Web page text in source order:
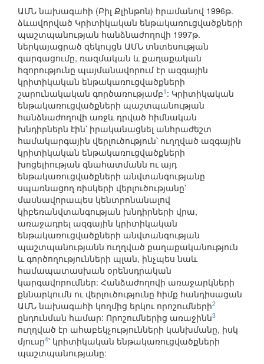
ԱՄՆ նախագահի (Բիլ Քլինթոն) հրամանով 1996թ.
ձևավորված Կրիտիկական ենթակառուցվածքների
պաշտպանության հանձնաժողովի 1997թ.
ներկայացրած զեկույցն ԱՄՆ տնտեսության
զարգացումը, ռազմական և քաղաքական
հզորությունը պայմանավորում էր ազգային
կրիտիկական ենթակառուցվածքների
շարունակական գործառությամբ1 : Կրիտիկական
ենթակառուցվածքների պաշտպանության
հանձնաժողովի առջև դրված հիմնական
խնդիրներն էին՝ իրականացնել անհրաժեշտ
համակարգային վերլուծություն՝ ուղղված ազգային
կրիտիկական ենթակառուցվածքների
խոցելիության գնահատմանն ու այդ
ենթակառուցվածքների անվտանգությանը
սպառնացող ռիսկերի վերլուծությանը՝
մասնավորապես կենտրոնանալով
կիբեռանվտանգության խնդիրների վրա,
առաջադրել ազգային կրիտիկական
ենթակառուցվածքների անվտանգության
պաշտպանությանն ուղղված քաղաքականություն
և գործողությունների պլան, ինչպես նաև
համապատասխան օրենսդրական
կարգավորումներ: Հանձաժողովի առաջարկների
քննարկումն ու վերլուծությունը հիմք հանդիսացան
ԱՄՆ նախագահի կողմից երկու որոշումների2
ընդունման համար: Որոշումներից առաջինն3
ուղղված էր ահաբեկչությունների կանխմանը, իսկ
մյուսը4՝ կրիտիկական ենթակառուցվածքների
պաշտպանությանը: